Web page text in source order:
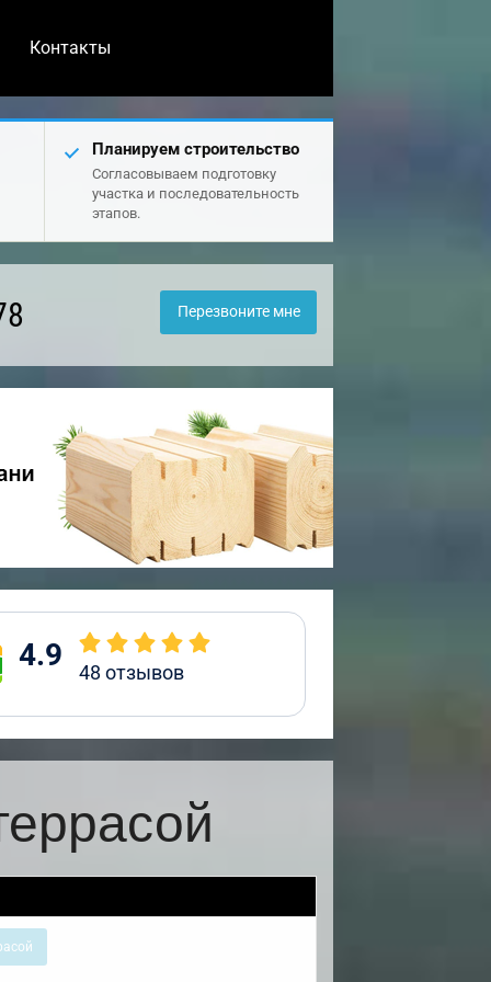
Контакты
Планируем строительство
Согласовываем подготовку
участка и последовательность
этапов.
Перезвоните мне
4.9 48 отзывов